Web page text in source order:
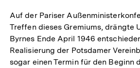
Auf der Pariser
Treffen dieses Gremiums, drängte
Byrnes Ende April 1946
Realisierung der Potsdamer
sogar einen Termin für den Beginn